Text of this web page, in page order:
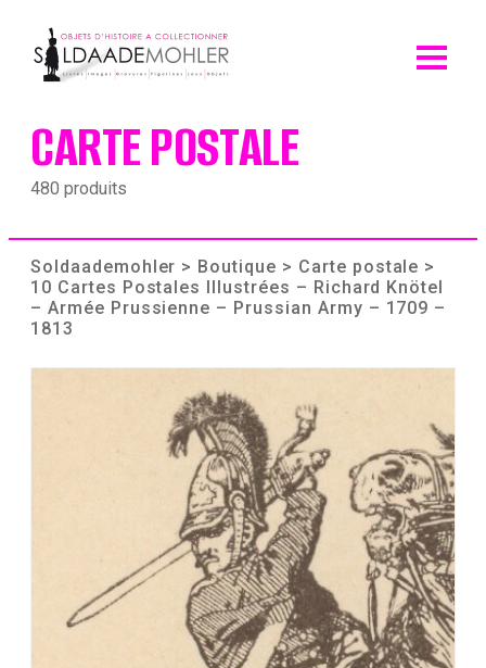
content
CARTE POSTALE
480 produits
Soldaademohler > Boutique > Carte postale >
10 Cartes Postales Illustrées – Richard Knötel
– Armée Prussienne – Prussian Army – 1709 –
1813